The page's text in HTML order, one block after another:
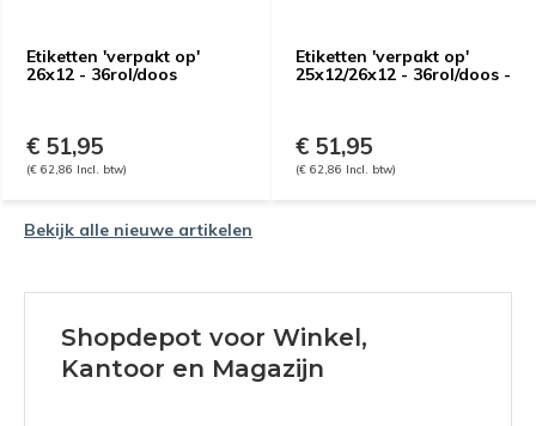
Etiketten 'verpakt op'
26x12 - 36rol/doos
€ 51,95
(€ 62,86 Incl. btw)
Etiketten 'verpakt op'
25x12/26x12 - 36rol/doos -
€ 51,95
(€ 62,86 Incl. btw)
Bekijk alle nieuwe artikelen
Shopdepot voor Winkel,
Kantoor en Magazijn